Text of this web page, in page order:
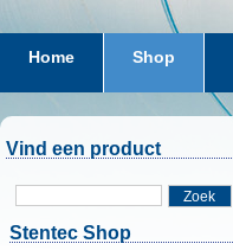
Home Shop
Vind een product
Zoek
Stentec Shop